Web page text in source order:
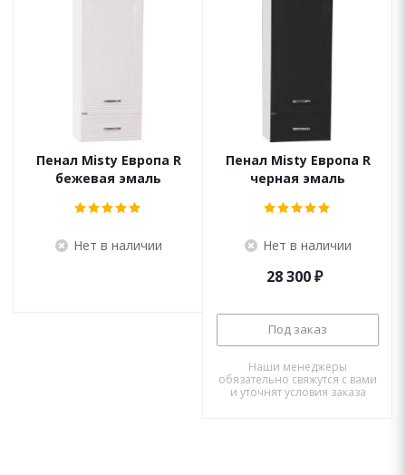
Пенал Misty Европа R
бежевая эмаль
Нет в наличии
Пенал Misty Европа R
черная эмаль
Нет в наличии
28 300₽
Под заказ
Наши менеджеры
обязательно свяжутся с вами
и уточнят условия заказа